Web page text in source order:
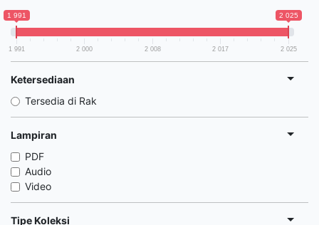
1 991 2 025
1 991 2 000 2 008 2 017 2 025
Ketersediaan
Tersedia di Rak
Lampiran
PDF
Audio
Video
Tipe Koleksi